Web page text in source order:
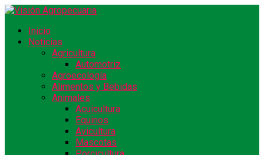
Inicio
Noticias
Agricultura
Automotriz
Agroecología
Alimentos y Bebidas
Animales
Acuicultura
Equinos
Avicultura
Mascotas